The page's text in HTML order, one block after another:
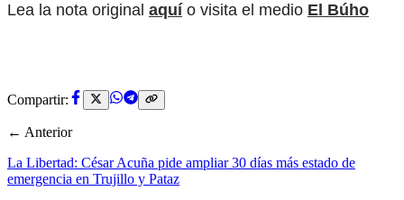
Lea la nota original aquí o visita el medio El Búho
Compartir:
← Anterior
La Libertad: César Acuña pide ampliar 30 días más estado de
emergencia en Trujillo y Pataz